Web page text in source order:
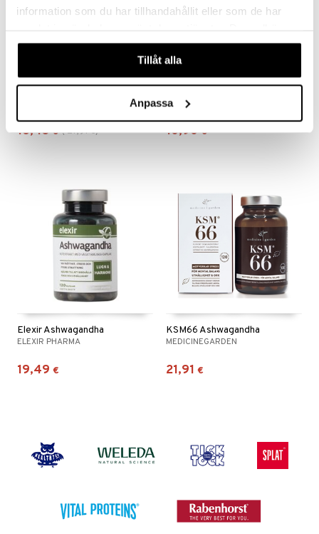
information som du har tillhandahållit eller som de har
våra cookies vid fortsatt användande av vår webbplats.
Tillåt alla
Anpassa
16,43 € (21,91€)
HELHETSHÄLSA
10,90 €
Elexir Ashwagandha
ELEXIR PHARMA
19,49 €
KSM66 Ashwagandha
MEDICINEGARDEN
21,91 €